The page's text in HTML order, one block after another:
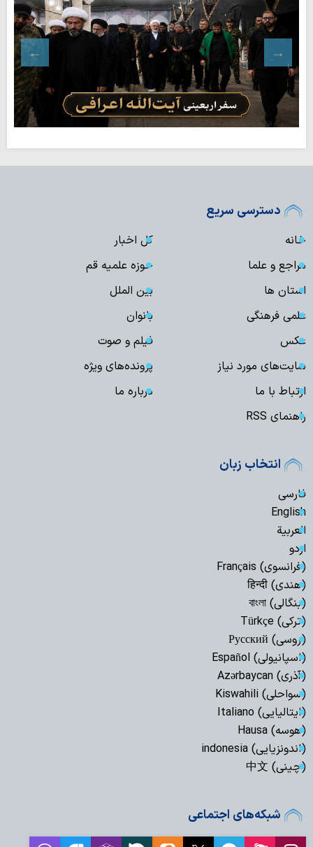
دسترسی سریع
خانه
کل اخبار
مراجع و علما
حوزه علمیه قم
استان ها
بین الملل
علمی فرهنگی
بانوان
عکس
فیلم و صوت
سایت‌های مورد نیاز
پرونده‌های ویژه
ارتباط با ما
درباره ما
راهنمای RSS
انتخاب زبان
فارسی
English
العربیة
اردو
(فرانسوی) Français
(هندی) हिन्दी
(بنگالی) বাংলা
(ترکی) Türkçe
(روسی) Русский
(اسپانیولی) Español
(آذری) Azərbaycan
(سواحلی) Kiswahili
(ایتالیایی) Italiano
(هوسه) Hausa
(اندونزیایی) indonesia
(چینی) 中文
شبکه‌های اجتماعی